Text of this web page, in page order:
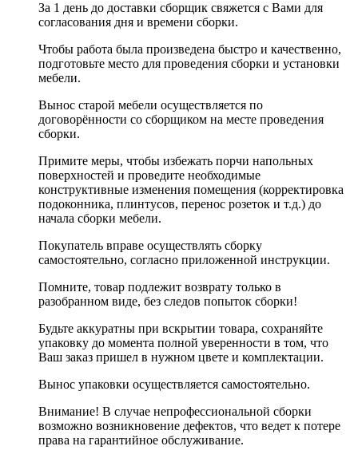
За 1 день до доставки сборщик свяжется с Вами для
согласования дня и времени сборки.
Чтобы работа была произведена быстро и качественно,
подготовьте место для проведения сборки и установки
мебели.
Вынос старой мебели осуществляется по
договорённости со сборщиком на месте проведения
сборки.
Примите меры, чтобы избежать порчи напольных
поверхностей и проведите необходимые
конструктивные изменения помещения (корректировка
подоконника, плинтусов, перенос розеток и т.д.) до
начала сборки мебели.
Покупатель вправе осуществлять сборку
самостоятельно, согласно приложенной инструкции.
Помните, товар подлежит возврату только в
разобранном виде, без следов попыток сборки!
Будьте аккуратны при вскрытии товара, сохраняйте
упаковку до момента полной уверенности в том, что
Ваш заказ пришел в нужном цвете и комплектации.
Вынос упаковки осуществляется самостоятельно.
Внимание! В случае непрофессиональной сборки
возможно возникновение дефектов, что ведет к потере
права на гарантийное обслуживание.